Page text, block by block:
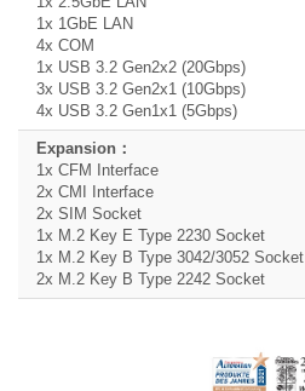
1x 1GbE LAN
4x COM
1x USB 3.2 Gen2x2 (20Gbps)
3x USB 3.2 Gen2x1 (10Gbps)
4x USB 3.2 Gen1x1 (5Gbps)
1x CFM Interface
2x CMI Interface
2x SIM Socket
1x M.2 Key E Type 2230 Socket
1x M.2 Key B Type 3042/3052 Socket
2x M.2 Key B Type 2242 Socket